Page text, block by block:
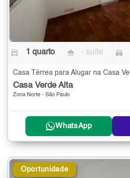
1 quarto - suíte
Casa Verde Alta
Zona Norte - São Paulo
WhatsApp
Oportunidade